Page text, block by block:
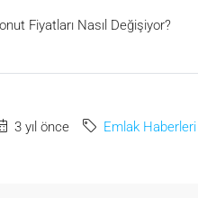
Fiyatları Nasıl Değişiyor?
3 yıl önce Emlak Haberleri